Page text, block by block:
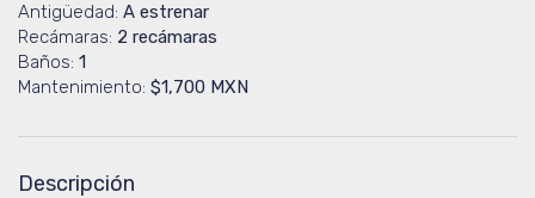
Antigüedad: A estrenar
Recámaras: 2 recámaras
Baños: 1
Mantenimiento: $1,700 MXN
Descripción